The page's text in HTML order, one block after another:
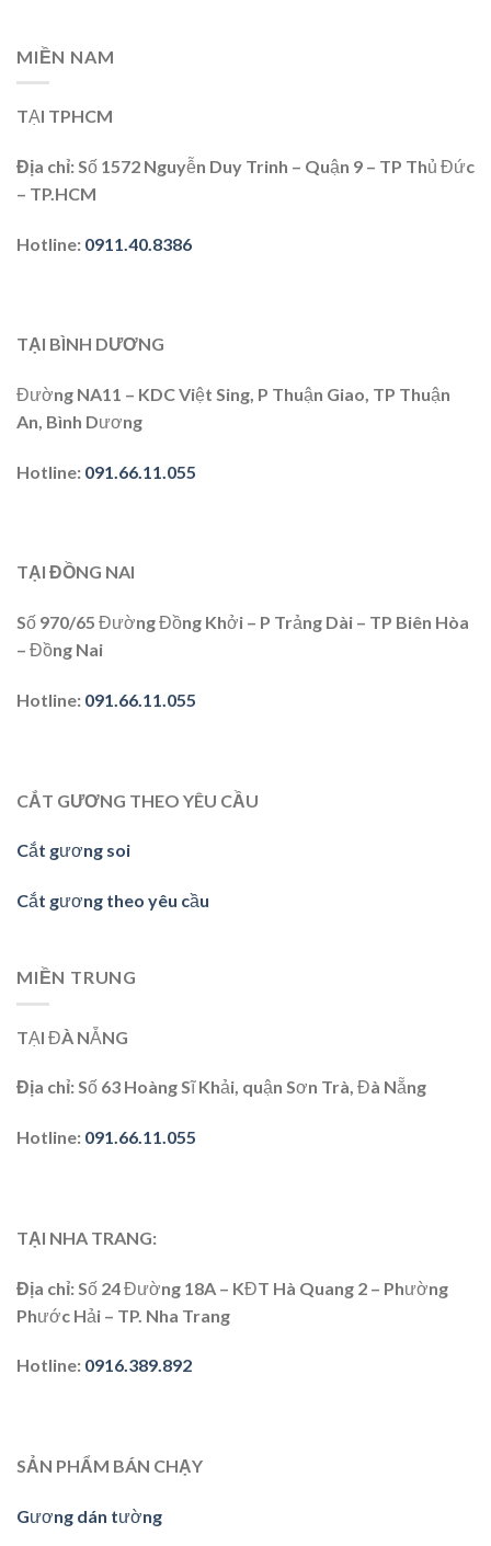
MIỀN NAM
TẠI TPHCM
Địa chỉ:Số 1572 Nguyễn Duy Trinh – Quận 9 – TP Thủ Đức
– TP.HCM
Hotline: 0911.40.8386
TẠI BÌNH DƯƠNG
Đường NA11 – KDC Việt Sing, P Thuận Giao, TP Thuận
An, Bình Dương
Hotline: 091.66.11.055
TẠI ĐỒNG NAI
Số 970/65 Đường Đồng Khởi – P Trảng Dài – TP Biên Hòa
– Đồng Nai
Hotline: 091.66.11.055
CẮT GƯƠNG THEO YÊU CẦU
Cắt gương soi
Cắt gương theo yêu cầu
MIỀN TRUNG
TẠI ĐÀ NẴNG
Địa chỉ:Số 63 Hoàng Sĩ Khải, quận Sơn Trà, Đà Nẵng
Hotline: 091.66.11.055
TẠI NHA TRANG:
Địa chỉ: Số 24 Đường 18A – KĐT Hà Quang 2 – Phường
Phước Hải – TP. Nha Trang
Hotline: 0916.389.892
SẢN PHẨM BÁN CHẠY
Gương dán tường